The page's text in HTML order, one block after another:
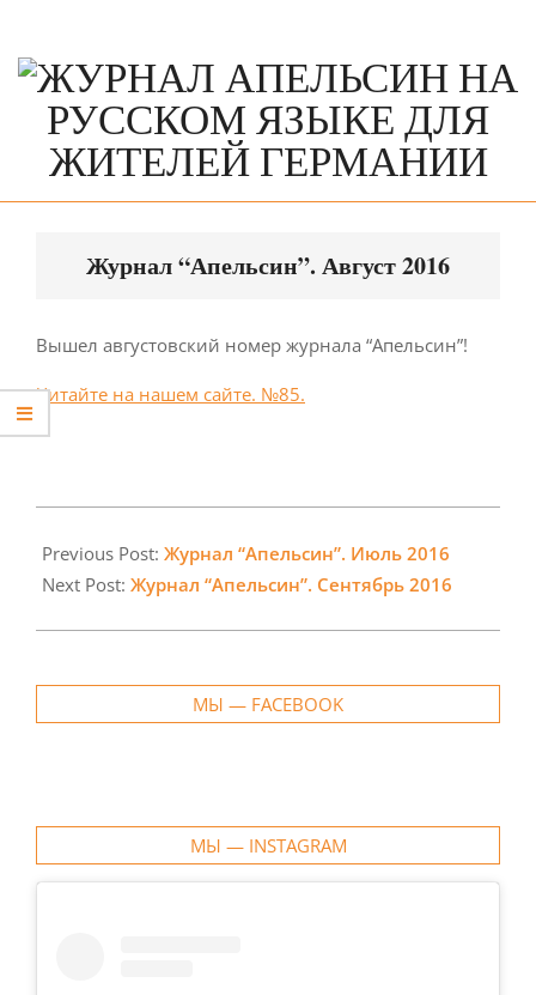
content
Журнал “Апельсин”. Август 2016
Вышел августовский номер журнала “Апельсин”!
Читайте на нашем сайте. №85.
08-
04
Previous Post: Журнал “Апельсин”. Июль 2016
Next Post: Журнал “Апельсин”. Сентябрь 2016
МЫ — FACEBOOK
МЫ — INSTAGRAM